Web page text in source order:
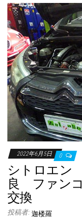
2022年6月5日 0
シトロエン
良 ファン
交換
投稿者: 迦楼羅